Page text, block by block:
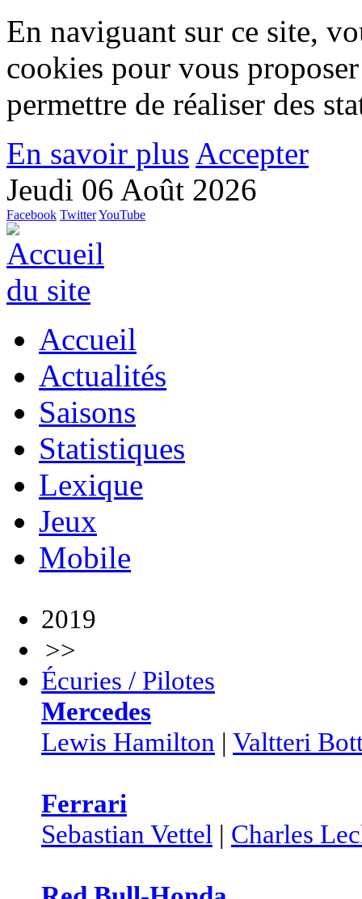
En naviguant sur ce site,
cookies pour vous
permettre de réaliser des
En savoir plus Accepter
Jeudi 06 Août 2026
Facebook TwitterYouTube
Accueil
Actualités
Saisons
Statistiques
Lexique
Jeux
Mobile
2019
>>
Écuries / Pilotes
Mercedes
Lewis Hamilton | Valtteri
Ferrari
Sebastian Vettel | Charles